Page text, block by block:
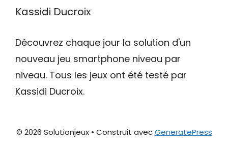
Kassidi Ducroix
Découvrez chaque jour la solution d'un
nouveau jeu smartphone niveau par
niveau. Tous les jeux ont été testé par
Kassidi Ducroix.
© 2026 Solutionjeux• Construit avecGeneratePress